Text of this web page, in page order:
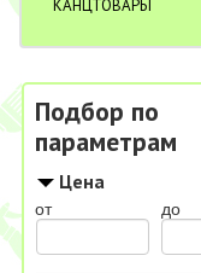
КАНЦТОВАРЫ
Подбор по
параметрам
Цена
от до